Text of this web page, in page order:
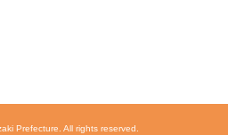
Prefecture. All rights reserved.